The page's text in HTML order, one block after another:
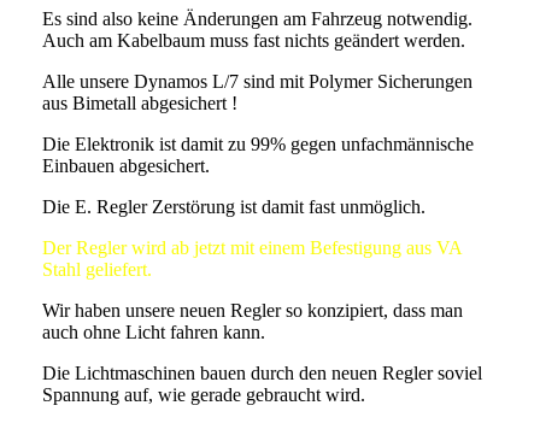
Es sind also keine Änderungen am Fahrzeug notwendig.
Auch am Kabelbaum muss fast nichts geändert werden.
Alle unsere Dynamos L/7 sind mit Polymer Sicherungen
aus Bimetall abgesichert !
Die Elektronik ist damit zu 99% gegen unfachmännische
Einbauen abgesichert.
Die E. Regler Zerstörung ist damit fast unmöglich.
Der Regler wird ab jetzt mit einem Befestigung aus VA
Stahl geliefert.
Wir haben unsere neuen Regler so konzipiert, dass man
auch ohne Licht fahren kann.
Die Lichtmaschinen bauen durch den neuen Regler soviel
Spannung auf, wie gerade gebraucht wird.